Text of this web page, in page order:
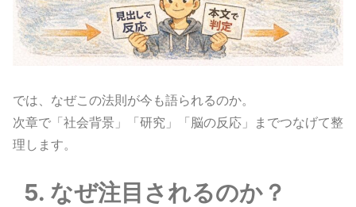
では、なぜこの法則が今も語られるのか。
次章で「社会背景」「研究」「脳の反応」までつなげて整
理します。
5. なぜ注目されるのか？